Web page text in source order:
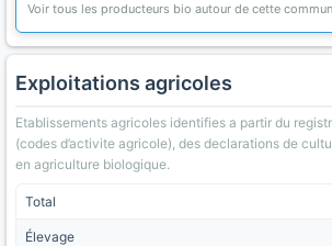
Voir tous les producteurs bio autour de cette
Exploitations agricoles
Etablissements agricoles identifies a partir du
(codes d’activite agricole), des declarations de
en agriculture biologique.
Total
Élevage